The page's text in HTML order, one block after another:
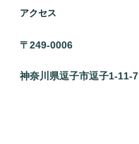
アクセス
〒249-0006
神奈川県逗子市逗子1-11-7